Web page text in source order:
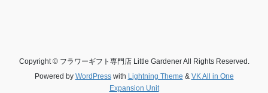
Copyright © フラワーギフト専門店 Little Gardener All Rights Reserved.
Powered by WordPresswith Lightning Theme & VK All in One
Expansion Unit